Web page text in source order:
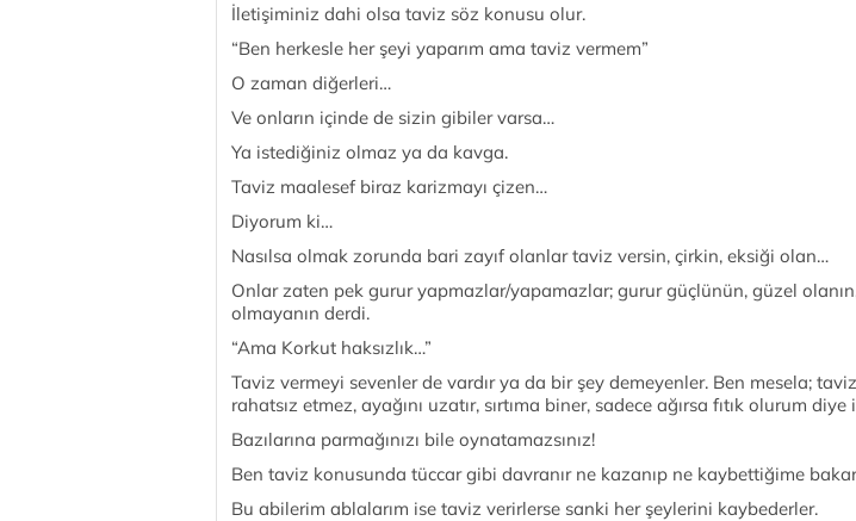
İletişiminiz dahi olsa taviz söz konusu olur.
“Ben herkesle her şeyi yaparım ama taviz vermem”
O zaman diğerleri…
Ve onların içinde de sizin gibiler varsa…
Ya istediğiniz olmaz ya da kavga.
Taviz maalesef biraz karizmayı çizen…
Diyorum ki…
Nasılsa olmak zorunda bari zayıf olanlar taviz versin, çirkin, eksiği olan…
Onlar zaten pek gurur yapmazlar/yapamazlar; gurur güçlünün, güzel
olmayanın derdi.
“Ama Korkut haksızlık…”
Taviz vermeyi sevenler de vardır ya da bir şey demeyenler. Ben mesela;
rahatsız etmez, ayağını uzatır, sırtıma biner, sadece ağırsa fıtık olurum
Bazılarına parmağınızı bile oynatamazsınız!
Ben taviz konusunda tüccar gibi davranır ne kazanıp ne kaybettiğime
Bu abilerim ablalarım ise taviz verirlerse sanki her şeylerini kaybederler.